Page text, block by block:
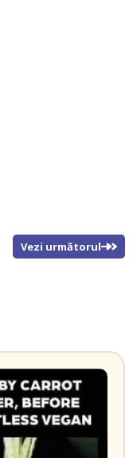
Vezi următorul